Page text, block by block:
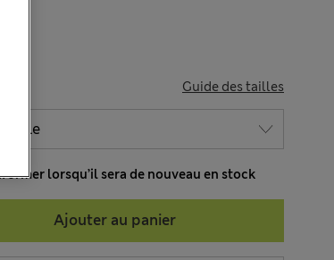
Guide des tailles
lorsqu’il sera de nouveau en stock
Ajouter au panier